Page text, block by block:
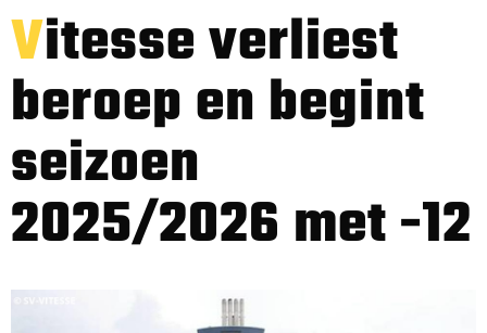
Vitesse verliest
beroep en begint
seizoen
2025/2026 met -12